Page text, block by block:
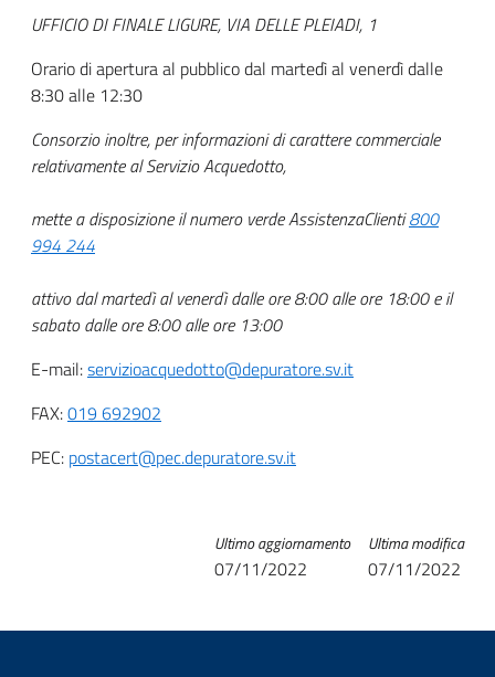
UFFICIO DI FINALE LIGURE, VIA DELLE PLEIADI, 1
Orario di apertura al pubblico dal martedì al venerdì dalle
8:30 alle 12:30
Consorzio inoltre, per informazioni di carattere commerciale
relativamente al Servizio Acquedotto,
mette a disposizione il numero verde AssistenzaClienti800
994 244
attivo dal martedì al venerdì dalle ore 8:00 alle ore 18:00 e il
sabato dalle ore 8:00 alle ore 13:00
E-mail:servizioacquedotto@depuratore.sv.it
FAX:019 692902
PEC: postacert@pec.depuratore.sv.it
Ultima modifica
07/11/2022
Ultimo aggiornamento
07/11/2022